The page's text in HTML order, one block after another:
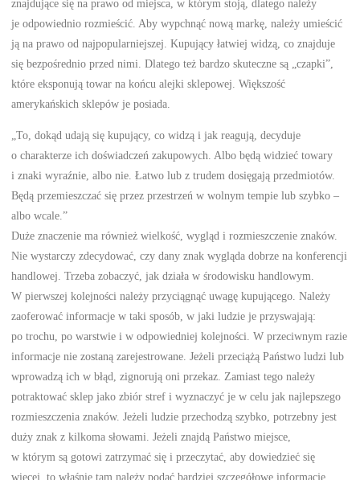
znajdujące się na prawo od miejsca, w którym stoją, dlatego należy
je odpowiednio rozmieścić. Aby wypchnąć nową markę, należy umieścić
ją na prawo od najpopularniejszej. Kupujący łatwiej widzą, co znajduje
się bezpośrednio przed nimi. Dlatego też bardzo skuteczne są „czapki”,
które eksponują towar na końcu alejki sklepowej. Większość
amerykańskich sklepów je posiada.
„To, dokąd udają się kupujący, co widzą i jak reagują, decyduje
o charakterze ich doświadczeń zakupowych. Albo będą widzieć towary
i znaki wyraźnie, albo nie. Łatwo lub z trudem dosięgają przedmiotów.
Będą przemieszczać się przez przestrzeń w wolnym tempie lub szybko –
albo wcale.”
Duże znaczenie ma również wielkość, wygląd i rozmieszczenie znaków.
Nie wystarczy zdecydować, czy dany znak wygląda dobrze na konferencji
handlowej. Trzeba zobaczyć, jak działa w środowisku handlowym.
W pierwszej kolejności należy przyciągnąć uwagę kupującego. Należy
zaoferować informacje w taki sposób, w jaki ludzie je przyswajają:
po trochu, po warstwie i w odpowiedniej kolejności. W przeciwnym razie
informacje nie zostaną zarejestrowane. Jeżeli przeciążą Państwo ludzi lub
wprowadzą ich w błąd, zignorują oni przekaz. Zamiast tego należy
potraktować sklep jako zbiór stref i wyznaczyć je w celu jak najlepszego
rozmieszczenia znaków. Jeżeli ludzie przechodzą szybko, potrzebny jest
duży znak z kilkoma słowami. Jeżeli znajdą Państwo miejsce,
w którym są gotowi zatrzymać się i przeczytać, aby dowiedzieć się
więcej, to właśnie tam należy podać bardziej szczegółowe informacje.